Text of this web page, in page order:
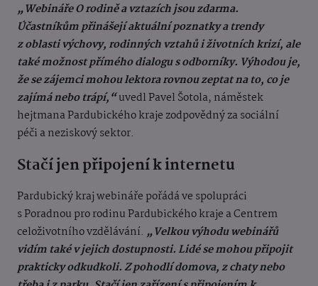
„Webináře O rodině a vztazích jsou zdarma.
Účastníkům přinášejí aktuální poznatky a trendy
z oblasti výchovy, rodinných vztahů i životních krizí, ale
také možnost přímého dialogu s odborníky. Výhodou je,
že se zájemci mohou lektora rovnou zeptat na to, co je
zajímá nebo trápí,“uvedl Pavel Šotola, náměstek
hejtmana Pardubického kraje zodpovědný za sociální
péči a neziskový sektor.
Stačí jen připojení k internetu
Pardubický kraj webináře pořádá ve spolupráci
s Poradnou pro rodinu Pardubického kraje a Centrem
celoživotního vzdělávání. „Velkou výhodu webinářů
vidím také v jejich dostupnosti. Lidé se mohou připojit
prakticky odkudkoli. Z pohodlí domova, z chaty nebo